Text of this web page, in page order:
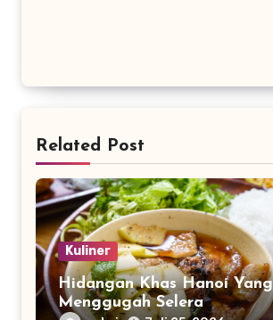
Related Post
Kuliner
Hidangan Khas Hanoi Yang
Menggugah Selera